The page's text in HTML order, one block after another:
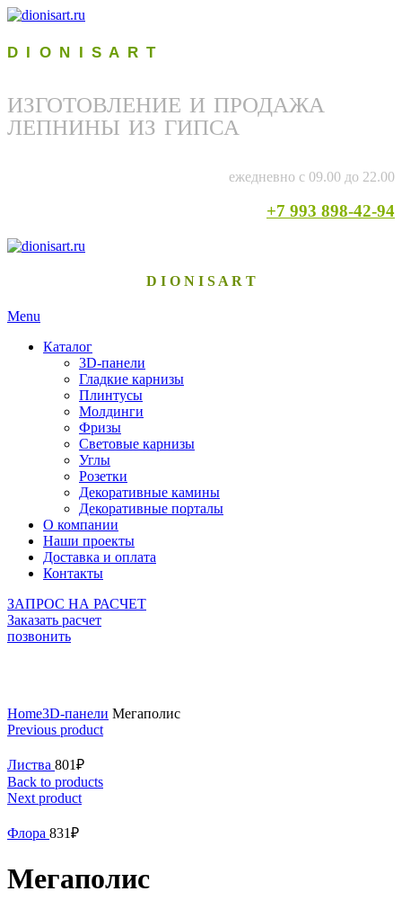
D I O N I S A R T
ИЗГОТОВЛЕНИЕ И ПРОДАЖА
ЛЕПНИНЫ ИЗ ГИПСА
ежедневно с 09.00 до 22.00
+7 993 898-42-94
D I O N I S A R T
Menu
Каталог
3D-панели
Гладкие карнизы
Плинтусы
Молдинги
Фризы
Световые карнизы
Углы
Розетки
Декоративные камины
Декоративные порталы
О компании
Наши проекты
Доставка и оплата
Контакты
ЗАПРОС НА РАСЧЕТ
Заказать расчет
позвонить
Home3D-панели Мегаполис
Previous product
Листва 801₽
Back to products
Next product
Флора 831₽
Мегаполис